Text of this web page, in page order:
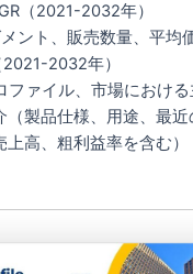
（2021-2032年）
ント、販売数量、平均
2032年）
ファイル、市場におけ
（製品仕様、用途、最
高、粗利益率を含む）